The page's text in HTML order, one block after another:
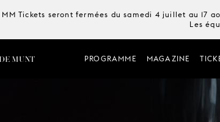
MM Tickets seront fermées du samedi 4 juillet au
Les
MUNT PROGRAMME MAGAZINE